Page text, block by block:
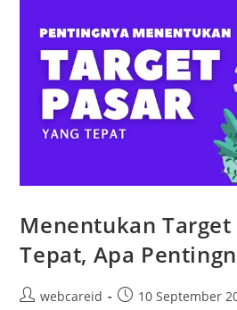
Menentukan Target
Tepat, Apa
webcareid 10 September